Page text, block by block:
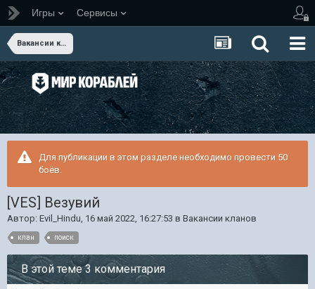
Игры Сервисы
Вакансии кланов
Для публикации в этом разделе необходимо провести 50
боёв.
[VES] Везувий
Автор: Evil_Hindu, 16 май 2022, 16:27:53 в Вакансии кланов
клан поиск
В этой теме 3 комментария